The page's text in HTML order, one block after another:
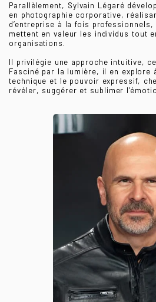
Parallèlement, Sylvain Légaré
en photographie corporative,
d’entreprise à la fois
mettent en valeur les individus tout
organisations.
Il privilégie une approche intuitive,
Fasciné par la lumière, il en explore
technique et le pouvoir expressif,
révéler, suggérer et sublimer